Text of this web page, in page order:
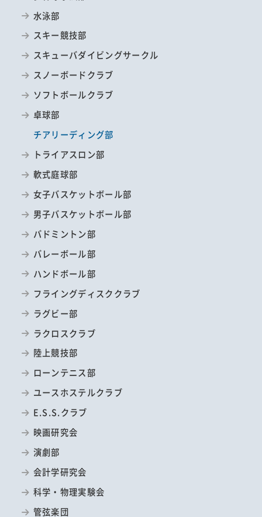
水泳部
スキー競技部
スキューバダイビングサークル
スノーボードクラブ
ソフトボールクラブ
卓球部
チアリーディング部
トライアスロン部
軟式庭球部
女子バスケットボール部
男子バスケットボール部
バドミントン部
バレーボール部
ハンドボール部
フライングディスククラブ
ラグビー部
ラクロスクラブ
陸上競技部
ローンテニス部
ユースホステルクラブ
E.S.S.クラブ
映画研究会
演劇部
会計学研究会
科学・物理実験会
管弦楽団